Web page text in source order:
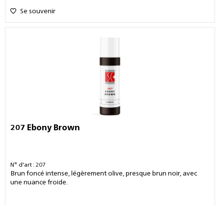
Se souvenir
207 Ebony Brown
N° d'art : 207
Brun foncé intense, légèrement olive, presque brun noir, avec
une nuance froide.